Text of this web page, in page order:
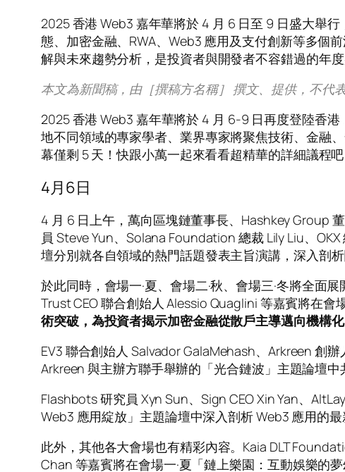
2025 香港 Web3 嘉年華將於 4 月 6 日至 9 日盛大舉
態、加密金融、RWA、Web3 應用及支付創新等多個
解與未來趨勢分析，是投資者與開發者不容錯過的年度
本文為新聞稿，由［撰稿方名稱］ 撰文、提供，不代表
2025 香港 Web3 嘉年華將於 4 月 6-9 日再度登陸香
地不同領域的專家學者、業界專家將聚焦技術、金融
幕僅剩 5 天！快跟小萬一起來看看超精華的詳細議程吧
4月6日
4 月 6 日上午，萬向區塊鏈董事長、Hashkey Group
員 Steve Yun、Solana Foundation 總裁 Lily Liu、
壇分別就各自領域的熱門話題發表主旨演講，深入剖
於此同時，會場一·夏、會場二·秋、會場三·冬將全面
Trust CEO 聯合創始人 Alessio Quaglini 等嘉賓將在會
術突破，為投資者揭示加密金融從散戶主導邁向機構
EV3 聯合創始人 Salvador GalaMehash、Arkreen 創
Arkreen 與主辦方聯手舉辦的「光合鏈波」主題論壇
Flashbots 研究員 Xyn Sun、Sign CEO Xin Yan、
Web3 應用綻放」主題論壇中深入剖析 Web3 應用的
此外，其他各大會場也有精彩內容。Kaia DLT
Chan 等嘉賓將在會場一·夏「鏈上樂園：互動娛樂的